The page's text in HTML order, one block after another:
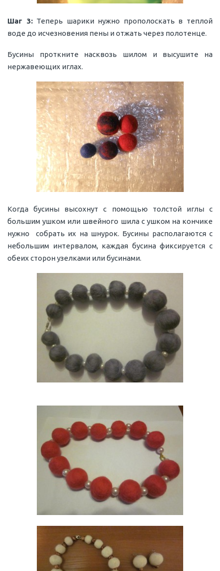
Шаг 3:Теперь шарики нужно прополоскать в теплой
воде до исчезновения пены и отжать через полотенце.
Бусины проткните насквозь шилом и высушите на
нержавеющих иглах.
Когда бусины высохнут с помощью толстой иглы с
большим ушком или швейного шила с ушком на кончике
нужно собрать их на шнурок. Бусины располагаются с
небольшим интервалом, каждая бусина фиксируется с
обеих сторон узелками или бусинами.